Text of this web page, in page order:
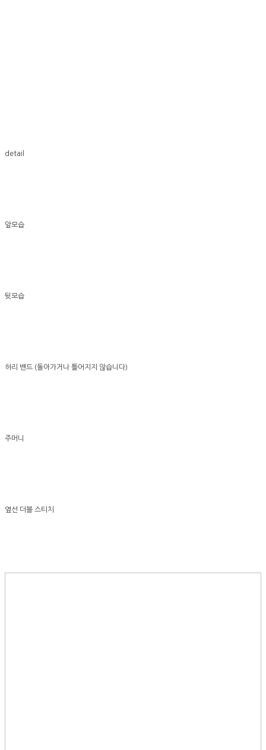
detail
앞모습
뒷모습
허리 밴드 (돌아가거나 틀어지지 않습니다)
주머니
옆선 더블 스티치